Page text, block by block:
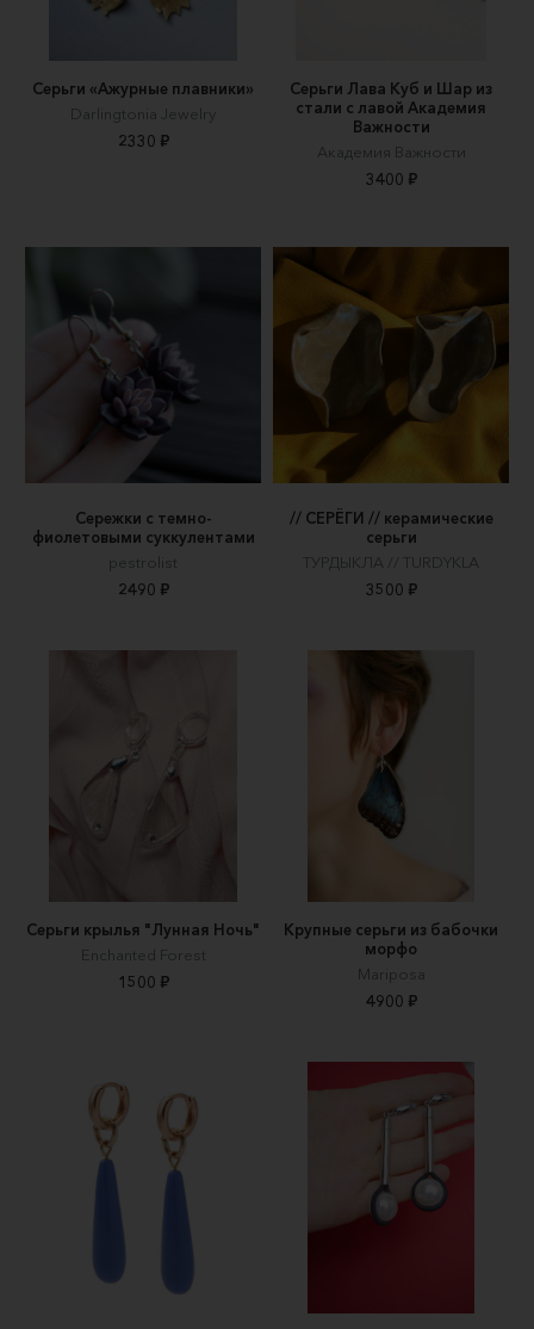
Серьги «Ажурные плавники»
Darlingtonia Jewelry
2330 ₽
Серьги Лава Куб и Шар из
стали с лавой Академия
Важности
Академия Важности
3400 ₽
Сережки с темно-
фиолетовыми суккулентами
pestrolist
2490 ₽
// СЕРЁГИ // керамические
серьги
ТУРДЫКЛА // TURDYKLA
3500 ₽
Серьги крылья "Лунная Ночь"
Enchanted Forest
1500 ₽
Крупные серьги из бабочки
морфо
Mariposa
4900 ₽